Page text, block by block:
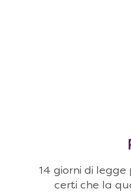
14 giorni di legge
certi che la